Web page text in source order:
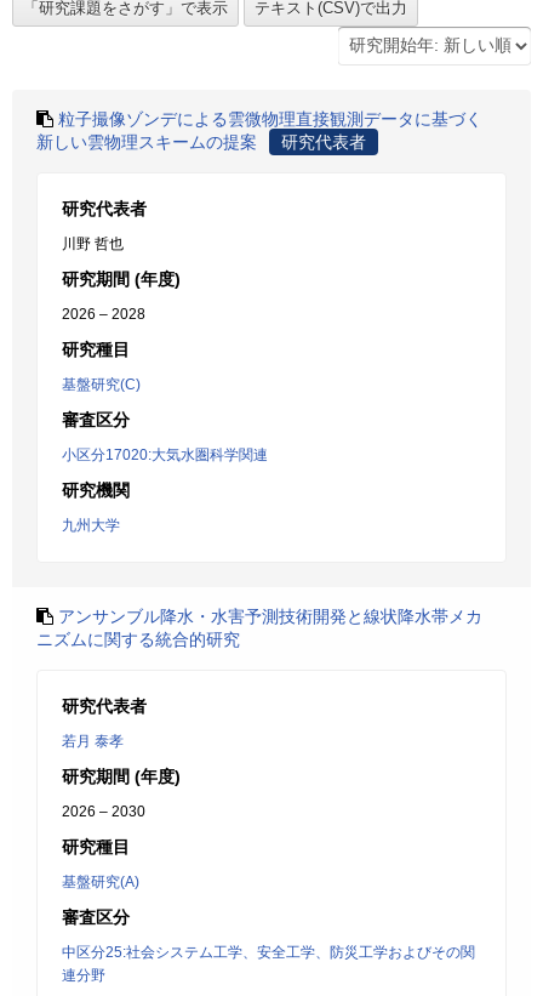
粒子撮像ゾンデによる雲微物理直接観測データに基づく
新しい雲物理スキームの提案
研究代表者
研究代表者
川野 哲也
研究期間 (年度)
2026 – 2028
研究種目
基盤研究(C)
審査区分
小区分17020:大気水圏科学関連
研究機関
九州大学
アンサンブル降水・水害予測技術開発と線状降水帯メカ
ニズムに関する統合的研究
研究代表者
若月 泰孝
研究期間 (年度)
2026 – 2030
研究種目
基盤研究(A)
審査区分
中区分25:社会システム工学、安全工学、防災工学およびその関
連分野